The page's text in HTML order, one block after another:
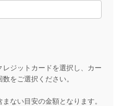
ジットカードを選択し、カー
をご選択ください。
ない目安の金額となります。